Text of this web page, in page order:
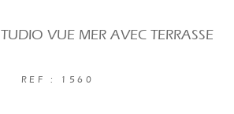
VUE MER AVEC TERRASSE
REF : 1560